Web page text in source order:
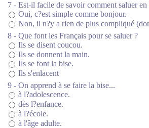
7 - Est-il facile de savoir comment saluer en
Oui, c?est simple comme bonjour.
Non, il n?y a rien de plus compliqué
8 - Que font les Français pour se saluer ?
Ils se disent coucou.
Ils se donnent la main.
Ils se font la bise.
Ils s'enlacent
9 - On apprend à se faire la bise...
à l?adolescence.
dès l?enfance.
à l?école.
à l'âge adulte.